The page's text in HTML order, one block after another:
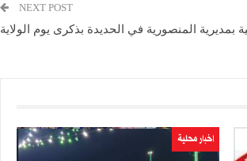
NEXT POST
بمديرية المنصورية في الحديدة بذكرى يوم الولاية
اخبار محلية